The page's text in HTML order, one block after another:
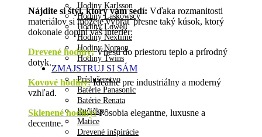
Hodiny Karlsson
Hodiny Laskowscy
Hodiny Lowell
Hodiny Nextime
Hodiny Nomon
Hodiny Twins
ZMAJSTRUJ SI SÁM
Príslušenstvo
Batérie Panasonic
Batérie Renata
Ručičky
Matice
Drevené inšpirácie
Nájdite si štýl, ktorý vám sedí: Vďaka rozmanitosti
materiálov si môžete vybrať presne taký kúsok, ktorý
dokonale doplní váš interiér:
Drevené hodiny:Vnesú do priestoru teplo a prírodný
dotyk.
Kovové hodiny:Ideálne pre industriálny a moderný
vzhľad.
Sklenené hodiny:Pôsobia elegantne, luxusne a
decentne.